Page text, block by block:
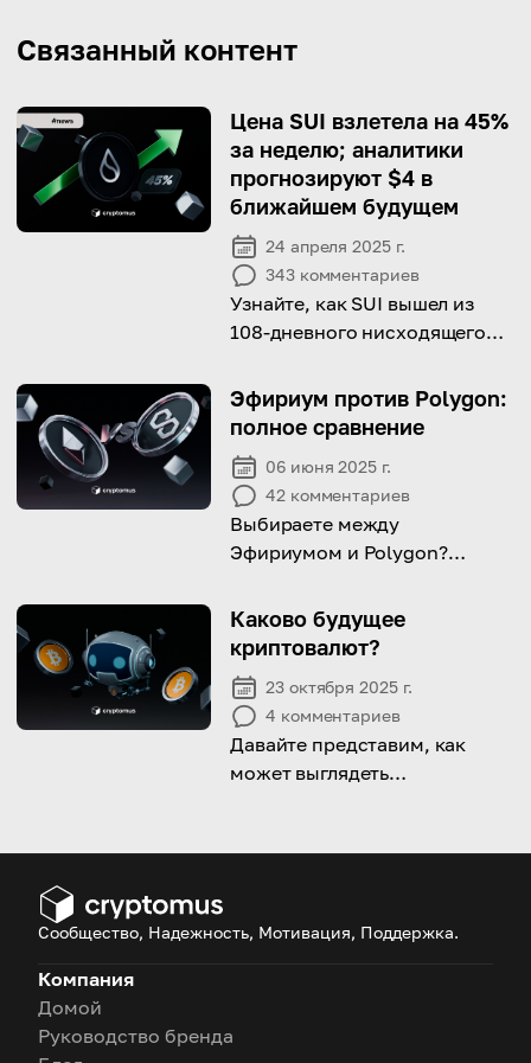
Связанный контент
Цена SUI взлетела на 45%
за неделю; аналитики
прогнозируют $4 в
ближайшем будущем
24 апреля 2025 г.
343 комментариев
Узнайте, как SUI вышел из
108-дневного нисходящего
его движения к отметке $4.
Эфириум против Polygon:
полное сравнение
06 июня 2025 г.
42 комментариев
Выбираете между
Эфириумом и Polygon?
предлагает лучшую скорость,
стоимость и
масштабируемость.
Каково будущее
криптовалют?
23 октября 2025 г.
4 комментариев
Давайте представим, как
может выглядеть
под капотом, а финансы
безопасными и доступными
Сообщество, Надежность, Мотивация, Поддержка.
Компания
Домой
Руководство бренда